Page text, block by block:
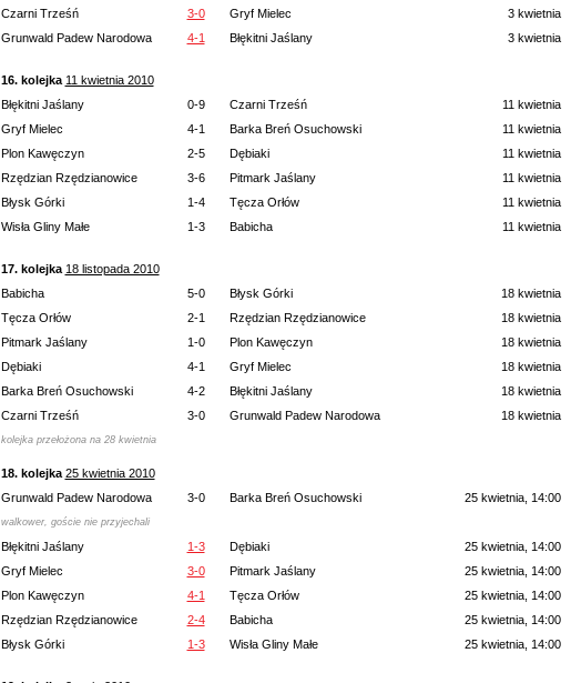
Czarni Trześń
3-0 Gryf Mielec
3 kwietnia
Grunwald Padew Narodowa
4-1 Błękitni Jaślany 3 kwietnia
16. kolejka 11 kwietnia 2010
Błękitni Jaślany
0-9 Czarni Trześń
11 kwietnia
Gryf Mielec
4-1 Barka Breń Osuchowski
11 kwietnia
Plon Kawęczyn
2-5 Dębiaki
11 kwietnia
Rzędzian Rzędzianowice
3-6 Pitmark Jaślany
11 kwietnia
Błysk Górki
1-4 Tęcza Orłów
11 kwietnia
Wisła Gliny Małe
1-3 Babicha 11 kwietnia
17. kolejka 18 listopada 2010
Babicha
5-0 Błysk Górki
18 kwietnia
Tęcza Orłów
2-1 Rzędzian Rzędzianowice
18 kwietnia
Pitmark Jaślany
1-0 Plon Kawęczyn
18 kwietnia
Dębiaki
4-1 Gryf Mielec
18 kwietnia
Barka Breń Osuchowski
4-2 Błękitni Jaślany
18 kwietnia
Czarni Trześń
3-0 Grunwald Padew Narodowa 18 kwietnia
kolejka przełożona na 28 kwietnia
18. kolejka 25 kwietnia 2010
Grunwald Padew Narodowa
3-0 Barka Breń Osuchowski 25 kwietnia, 14:00
walkower, goście nie przyjechali
Błękitni Jaślany 1-3 Dębiaki
25 kwietnia, 14:00
Gryf Mielec
3-0 Pitmark Jaślany
25 kwietnia, 14:00
Plon Kawęczyn
4-1 Tęcza Orłów
25 kwietnia, 14:00
Rzędzian Rzędzianowice
2-4 Babicha
25 kwietnia, 14:00
Błysk Górki
1-3 Wisła Gliny Małe 25 kwietnia, 14:00